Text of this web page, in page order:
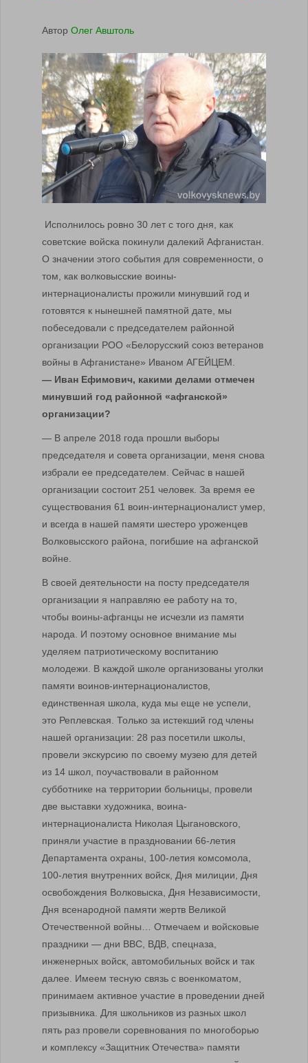
Автор Олег Авштоль
Исполнилось ровно 30 лет с того дня, как
советские войска покинули далекий Афганистан.
О значении этого события для современности, о
том, как волковысские воины-
интернационалисты прожили минувший год и
готовятся к нынешней памятной дате, мы
побеседовали с председателем районной
организации РОО «Белорусский союз ветеранов
войны в Афганистане» Иваном АГЕЙЦЕМ.
— Иван Ефимович, какими делами отмечен
минувший год районной «афганской»
организации?
— В апреле 2018 года прошли выборы
председателя и совета организации, меня снова
избрали ее председателем. Сейчас в нашей
организации состоит 251 человек. За время ее
существования 61 воин-интернационалист умер,
и всегда в нашей памяти шестеро уроженцев
Волковысского района, погибшие на афганской
войне.
В своей деятельности на посту председателя
организации я направляю ее работу на то,
чтобы воины-афганцы не исчезли из памяти
народа. И поэтому основное внимание мы
уделяем патриотическому воспитанию
молодежи. В каждой школе организованы уголки
памяти воинов-интернационалистов,
единственная школа, куда мы еще не успели,
это Реплевская. Только за истекший год члены
нашей организации: 28 раз посетили школы,
провели экскурсию по своему музею для детей
из 14 школ, поучаствовали в районном
субботнике на территории больницы, провели
две выставки художника, воина-
интернационалиста Николая Цыгановского,
приняли участие в праздновании 66-летия
Департамента охраны, 100-летия комсомола,
100-летия внутренних войск, Дня милиции, Дня
освобождения Волковыска, Дня Независимости,
Дня всенародной памяти жертв Великой
Отечественной войны… Отмечаем и войсковые
праздники — дни ВВС, ВДВ, спецназа,
инженерных войск, автомобильных войск и так
далее. Имеем тесную связь с военкоматом,
принимаем активное участие в проведении дней
призывника. Для школьников из разных школ
пять раз провели соревнования по многоборью
и комплексу «Защитник Отечества» памяти